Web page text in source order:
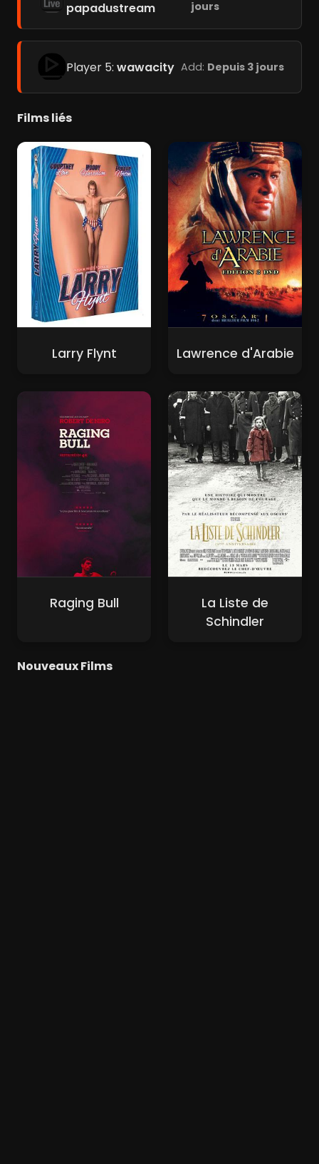
papadustream
jours
Player 5: wawacity Add: Depuis 3 jours
Films liés
Larry Flynt Lawrence d'Arabie
Raging Bull
La Liste de
Schindler
Nouveaux Films